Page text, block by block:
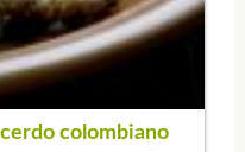
colombiano